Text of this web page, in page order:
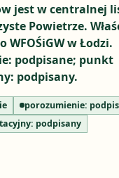
jest w centralnej
Powietrze.
WFOŚiGW w Łodzi.
podpisane; punkt
podpisany.
porozumienie:
podpisany